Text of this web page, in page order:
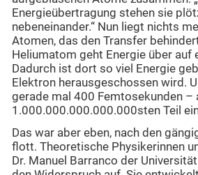
Energieübertragung stehen sie
nebeneinander.“ Nun liegt nichts
Atomen, das den Transfer
Heliumatom geht Energie über auf
Dadurch ist dort so viel Energie
Elektron herausgeschossen wird.
gerade mal 400 Femtosekunden –
1.000.000.000.000.000sten Teil
Das war aber eben, nach den
flott. Theoretische Physikerinnen
Dr. Manuel Barranco der